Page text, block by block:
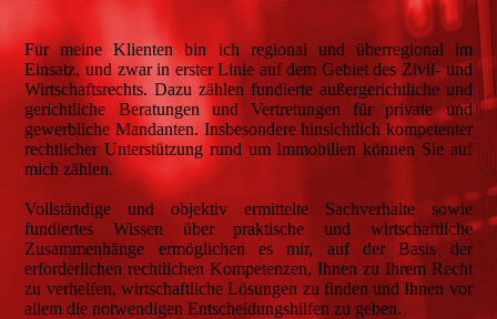
Für meine Klienten bin ich regional und überregional im
Einsatz, und zwar in erster Linie auf dem Gebiet des Zivil- und
Wirtschaftsrechts. Dazu zählen fundierte außergerichtliche und
gerichtliche Beratungen und Vertretungen für private und
gewerbliche Mandanten. Insbesondere hinsichtlich kompetenter
rechtlicher Unterstützung rund um Immobilien können Sie auf
mich zählen.
Vollständige und objektiv ermittelte Sachverhalte sowie
fundiertes Wissen über praktische und wirtschaftliche
Zusammenhänge ermöglichen es mir, auf der Basis der
erforderlichen rechtlichen Kompetenzen, Ihnen zu Ihrem Recht
zu verhelfen, wirtschaftliche Lösungen zu finden und Ihnen vor
allem die notwendigen Entscheidungshilfen zu geben.